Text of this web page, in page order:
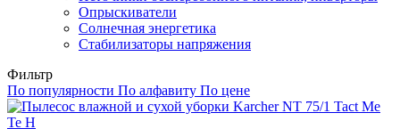
Опрыскиватели
Солнечная энергетика
Стабилизаторы напряжения
Фильтр
По популярности По алфавиту По цене